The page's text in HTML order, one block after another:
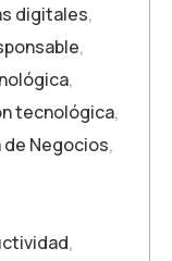
digitales,
,
,
tecnológica,
Negocios,
,